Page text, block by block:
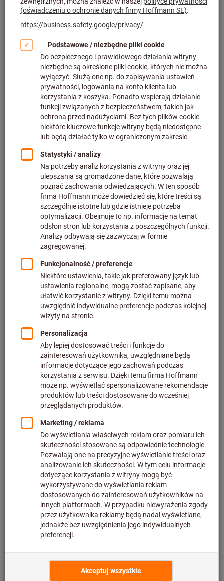
Kliknij, aby powiększyć obraz
Cena za 1 Sztuka
plus podatek VAT w obowiązującej wysokości
Ceny plus koszty
Indywidualne ceny dla klientów biznesowych po
zalogowaniu.
Dodaj do koszyka
UWAGA:
Ten produkt jest zamawiany bezpośrednio u producenta i
nie znajduje się w naszym magazynie – czas dostawy
może być wydłużony.Ostateczna cena zostanie
wyświetlona po dodaniu produktu do koszyka i przejściu
do kasy.Produkt nie podlega zwrotowi.Informacje
Dodaj do listy artykułów Udostępnij artykuł
Szczegóły produktu